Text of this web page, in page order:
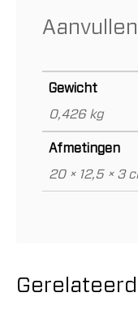
Gewicht
0,426 kg
Afmetingen
20 × 12,5 × 3